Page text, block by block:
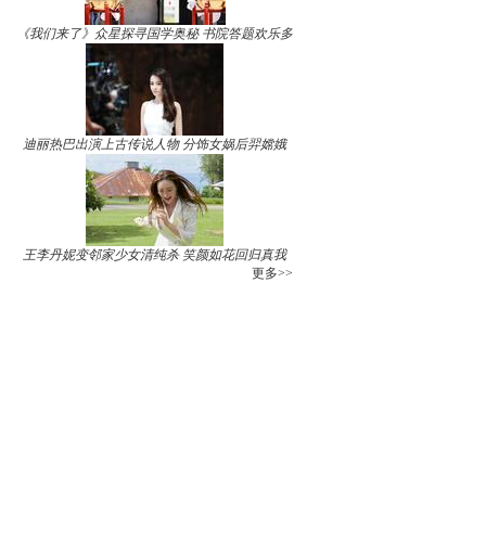
《我们来了》众星探寻国学奥秘 书院答题欢乐多
迪丽热巴出演上古传说人物 分饰女娲后羿嫦娥
王李丹妮变邻家少女清纯杀 笑颜如花回归真我
更多>>